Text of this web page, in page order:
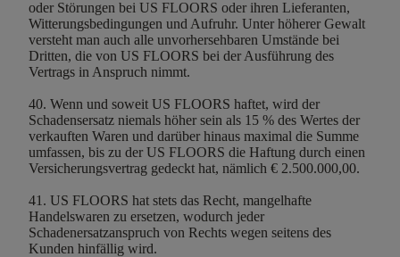
oder Störungen bei US FLOORS oder ihren Lieferanten,
Witterungsbedingungen und Aufruhr. Unter höherer Gewalt
versteht man auch alle unvorhersehbaren Umstände bei
Dritten, die von US FLOORS bei der Ausführung des
Vertrags in Anspruch nimmt.
40. Wenn und soweit US FLOORS haftet, wird der
Schadensersatz niemals höher sein als 15 % des Wertes der
verkauften Waren und darüber hinaus maximal die Summe
umfassen, bis zu der US FLOORS die Haftung durch einen
Versicherungsvertrag gedeckt hat, nämlich € 2.500.000,00.
41. US FLOORS hat stets das Recht, mangelhafte
Handelswaren zu ersetzen, wodurch jeder
Schadenersatzanspruch von Rechts wegen seitens des
Kunden hinfällig wird.